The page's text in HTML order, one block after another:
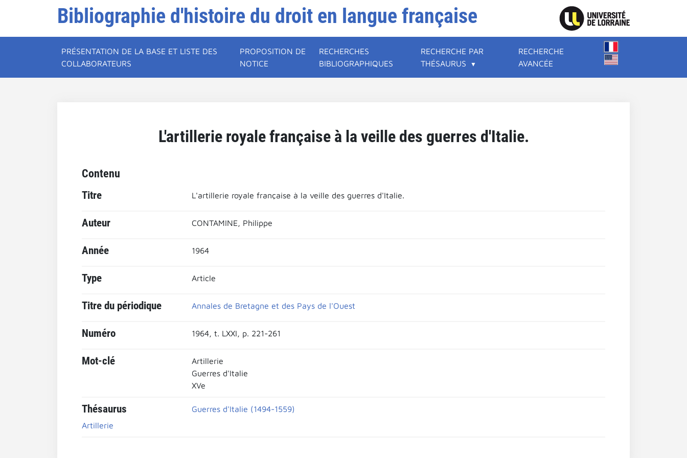
Bibliographie d'histoire du droit en langue française
PRÉSENTATION DE LA BASE ET LISTE DES
COLLABORATEURS
PROPOSITION DE
NOTICE
RECHERCHES
BIBLIOGRAPHIQUES
RECHERCHE PAR
THÉSAURUS
RECHERCHE
AVANCÉE
L'artillerie royale française à la veille des guerres d'Italie.
Contenu
Titre L'artillerie royale française à la veille des guerres d'Italie.
Auteur CONTAMINE, Philippe
Année 1964
Type Article
Titre du périodique Annales de Bretagne et des Pays de l'Ouest
Numéro 1964, t. LXXI, p. 221-261
Mot-clé
Artillerie
Guerres d'Italie
XVe
Thésaurus
Guerres d'Italie (1494-1559)
Artillerie